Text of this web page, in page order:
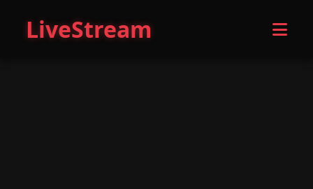
LiveStream